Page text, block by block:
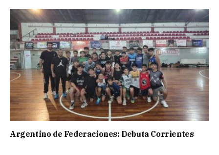
Argentino de Federaciones: Debuta Corrientes